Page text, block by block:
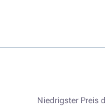
Niedrigster Preis